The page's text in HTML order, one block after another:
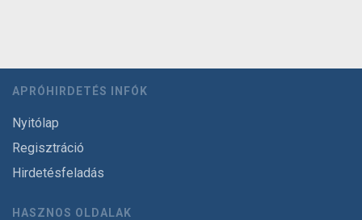
APRÓHIRDETÉS INFÓK
Nyitólap
Regisztráció
Hirdetésfeladás
HASZNOS OLDALAK